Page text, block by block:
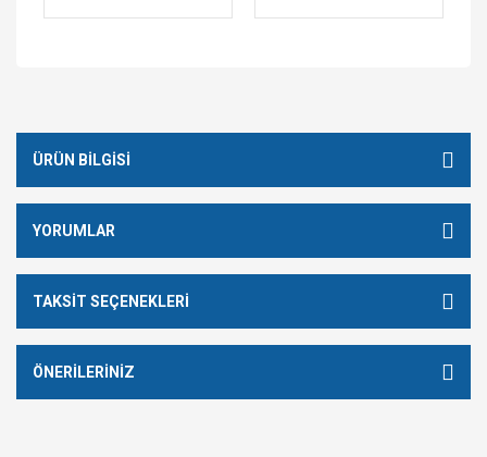
ÜRÜN BILGISI
YORUMLAR
TAKSIT SEÇENEKLERI
ÖNERILERINIZ